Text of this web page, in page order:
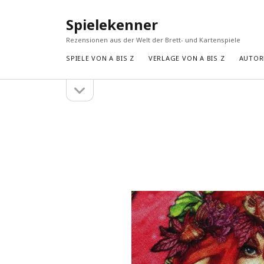
Spielekenner
Rezensionen aus der Welt der Brett- und Kartenspiele
SPIELE VON A BIS Z VERLAGE VON A BIS Z
Seitenleisteöffnen